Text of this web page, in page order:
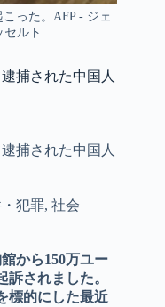
った。AFP - ジェ
ルト
捕された中国人
捕された中国人
犯罪, 社会
から150万ユー
されました。
標的にした最近